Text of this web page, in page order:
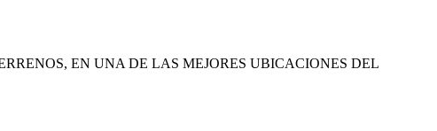
EN UNA DE LAS MEJORES UBICACIONES DEL